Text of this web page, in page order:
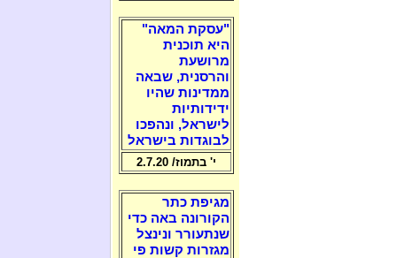
"עסקת המאה"
היא תוכנית
מרושעת
והרסנית, שבאה
ממדינות שהיו
ידידותיות
לישראל, ונהפכו
לבוגדות בישראל
י' בתמוז/ 2.7.20
מגיפת כתר
הקורונה באה כדי
שנתעורר ונינצל
מגזרות קשות פי